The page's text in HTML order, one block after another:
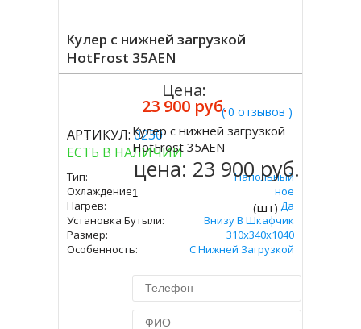
Кулер с нижней загрузкой
HotFrost 35AEN
( 0 отзывов )
АРТИКУЛ:0230
ЕСТЬ В НАЛИЧИИ
Тип:
Напольный
Охлаждение:
Электронное
Нагрев:
Да
Установка Бутыли:
Внизу В Шкафчик
Размер:
310х340х1040
Особенность:
С Нижней Загрузкой
Цена:
23 900 руб.
Купить
Кулер с нижней загрузкой
HotFrost 35AEN
цена: 23 900 руб.
(шт)